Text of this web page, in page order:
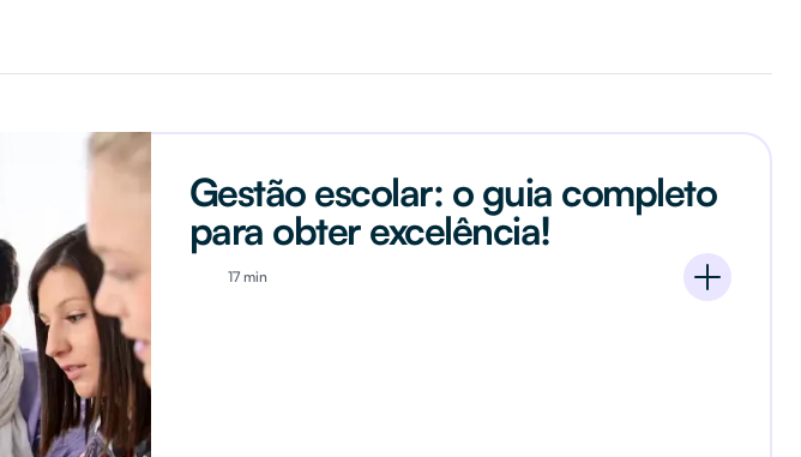
Gestão escolar: o guia completo
para obter excelência!
17 min